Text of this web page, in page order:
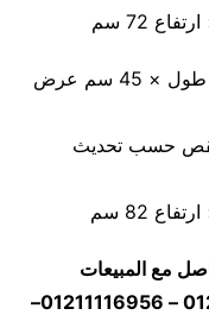
مقاس غرفة الشرنك – الفرن 80 سم طول × 45 سم عرض
او ينقص حسب تحديث
مع المبيعات
موبايل 01211116954 – 01211116955 – 01211116956–